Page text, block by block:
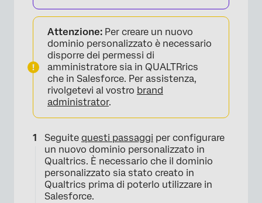
Attenzione: Per creare un nuovo
dominio personalizzato è necessario
disporre dei permessi di
amministratore sia in QUALTRrics
che in Salesforce. Per assistenza,
rivolgetevi al vostro brand
administrator.
Seguite questi passaggi per configurare
un nuovo dominio personalizzato in
Qualtrics. È necessario che il dominio
personalizzato sia stato creato in
Qualtrics prima di poterlo utilizzare in
Salesforce.